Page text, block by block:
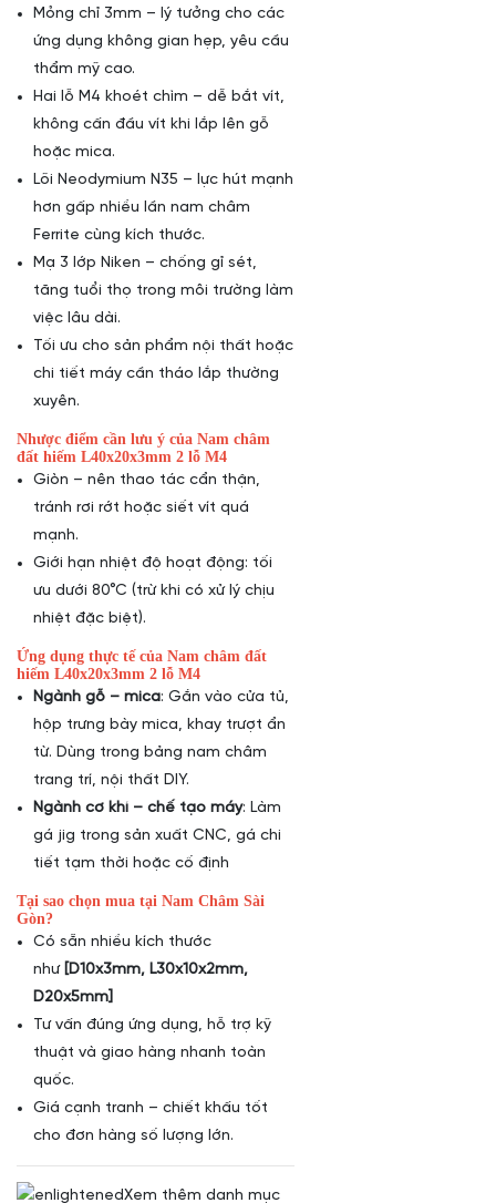
Mỏng chỉ 3mm – lý tưởng cho các
ứng dụng không gian hẹp, yêu cầu
thẩm mỹ cao.
Hai lỗ M4 khoét chìm – dễ bắt vít,
không cấn đầu vít khi lắp lên gỗ
hoặc mica.
Lõi Neodymium N35 – lực hút mạnh
hơn gấp nhiều lần nam châm
Ferrite cùng kích thước.
Mạ 3 lớp Niken – chống gỉ sét,
tăng tuổi thọ trong môi trường làm
việc lâu dài.
Tối ưu cho sản phẩm nội thất hoặc
chi tiết máy cần tháo lắp thường
xuyên.
Nhược điểm cần lưu ý của Nam châm
đất hiếm L40x20x3mm 2 lỗ M4
Giòn – nên thao tác cẩn thận,
tránh rơi rớt hoặc siết vít quá
mạnh.
Giới hạn nhiệt độ hoạt động: tối
ưu dưới 80°C (trừ khi có xử lý chịu
nhiệt đặc biệt).
Ứng dụng thực tế của Nam châm đất
hiếm L40x20x3mm 2 lỗ M4
Ngành gỗ – mica: Gắn vào cửa tủ,
hộp trưng bày mica, khay trượt ẩn
từ. Dùng trong bảng nam châm
trang trí, nội thất DIY.
Ngành cơ khí – chế tạo máy: Làm
gá jig trong sản xuất CNC, gá chi
tiết tạm thời hoặc cố định
Tại sao chọn mua tại Nam Châm Sài
Gòn?
Có sẵn nhiều kích thước
như [D10x3mm, L30x10x2mm,
D20x5mm]
Tư vấn đúng ứng dụng, hỗ trợ kỹ
thuật và giao hàng nhanh toàn
quốc.
Giá cạnh tranh – chiết khấu tốt
cho đơn hàng số lượng lớn.
Xem thêm danh mục